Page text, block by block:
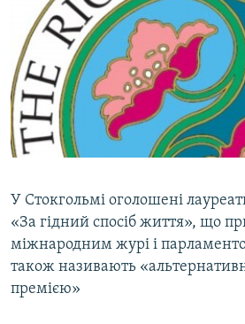
СПЕЦПРОЕКТИ
ДЕПОРТАЦІЯ
ВІДЕОУРОКИ «ELIFBE»
СВІДЧЕННЯ ОКУПАЦІЇ
УКРАЇНСЬКА ПРОБЛЕМА КРИМУ
ЯК ОБІЙТИ БЛОКУВАННЯ
Русский
Qırımtatar
Усі сайти RFE/RL
У Стокгольмі оголошені
«За гідний спосіб життя», що
міжнародним журі і
також називають
премією»